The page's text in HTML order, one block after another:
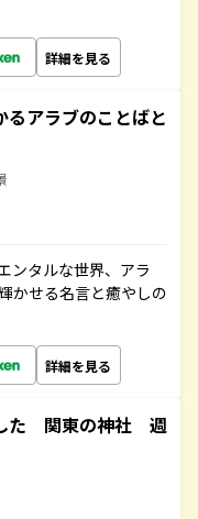
詳細を見る
るアラブのことばと
ンタルな世界、アラ
かせる名言と癒やしの
詳細を見る
た 関東の神社 週